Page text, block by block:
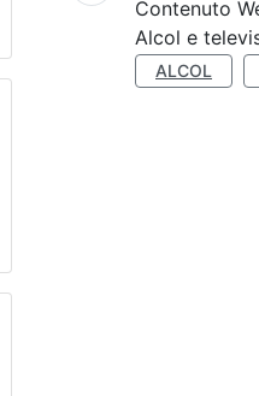
Contenuto
Alcol e
ALCOL